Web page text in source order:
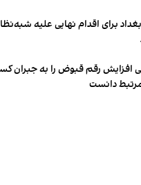
برای اقدام نهایی علیه
افزایش رقم قبوض را به جبران
دانست